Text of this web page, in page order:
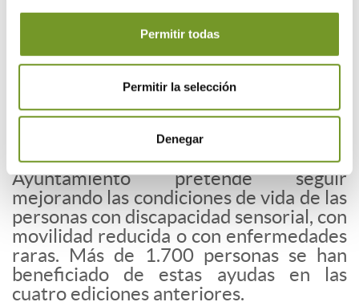
Permitir todas
Permitir la selección
Denegar
de actuación, hasta los 20.000 euros,
mientras que si está relacionado con las
personas con discapacidad o
enfermedades raras como ortopedias o
farmacias, financia hasta el 90%, con un
máximo de 30.000 euros
Con la nueva edición del Plan Adapta, el
Ayuntamiento pretende seguir
mejorando las condiciones de vida de las
personas con discapacidad sensorial, con
movilidad reducida o con enfermedades
raras. Más de 1.700 personas se han
beneficiado de estas ayudas en las
cuatro ediciones anteriores.